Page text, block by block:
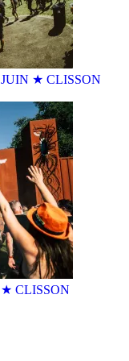
★ CLISSON
★ CLISSON